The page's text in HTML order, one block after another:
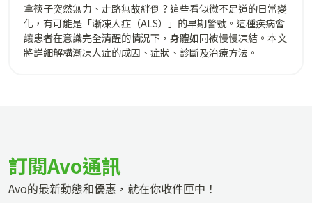
拿筷子突然無力、走路無故絆倒？這些看似微不足道的日常變
化，有可能是「漸凍人症（ALS）」的早期警號。這種疾病會
讓患者在意識完全清醒的情況下，身體如同被慢慢凍結。本文
將詳細解構漸凍人症的成因、症狀、診斷及治療方法。
訂閱Avo通訊
Avo的最新動態和優惠，就在你收件匣中！